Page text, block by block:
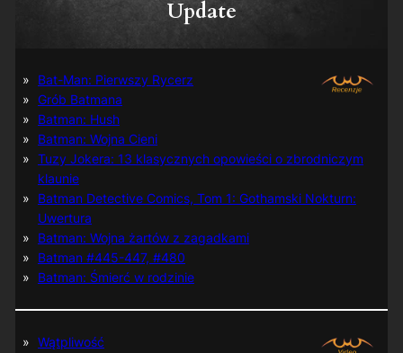
Update
Bat-Man: Pierwszy Rycerz
Grób Batmana
Batman: Hush
Batman: Wojna Cieni
Tuzy Jokera: 13 klasycznych opowieści o zbrodniczym
klaunie
Batman Detective Comics, Tom 1: Gothamski Nokturn:
Uwertura
Batman: Wojna żartów z zagadkami
Batman #445-447, #480
Batman: Śmierć w rodzinie
Wątpliwość